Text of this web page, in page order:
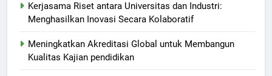
Kerjasama Riset antara Universitas dan Industri:
Menghasilkan Inovasi Secara Kolaboratif
Meningkatkan Akreditasi Global untuk Membangun
Kualitas Kajian pendidikan